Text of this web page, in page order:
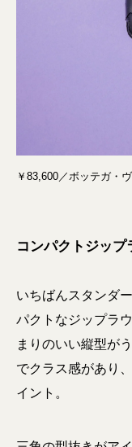
￥83,600／ボッテガ・
コンパクトジッ
いちばんスタンダ
パクトなジップラ
まりのいい縦型が
でクラス感があり
イント。